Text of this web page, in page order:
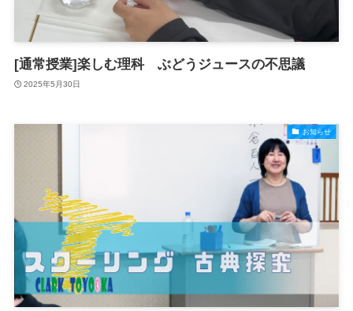
[通常授業]楽しむ理科 ぶどうジュースの不思議
2025年5月30日
お知らせ